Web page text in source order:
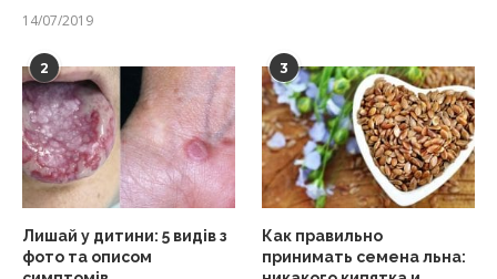
14/07/2019
2
Лишай у дитини: 5 видів з
фото та описом
3
Как правильно
принимать семена льна: